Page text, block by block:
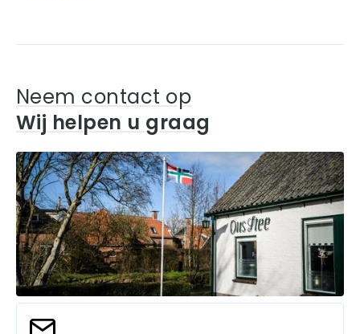
Neem contact op
Wij helpen u graag